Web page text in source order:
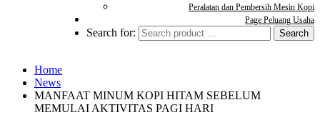
Peralatan dan Pembersih Mesin Kopi
Page Peluang Usaha
Search for:
Home
News
MANFAAT MINUM KOPI HITAM SEBELUM
MEMULAI AKTIVITAS PAGI HARI